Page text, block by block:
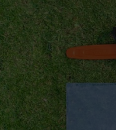
houten latten van 24 x 44
70